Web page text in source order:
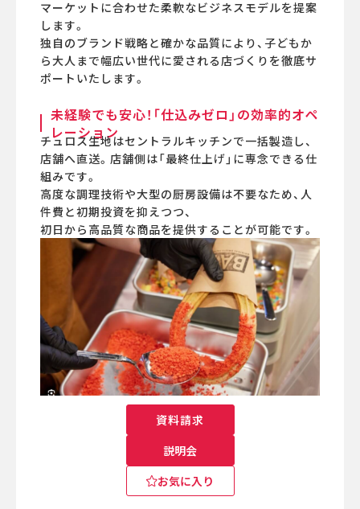
マーケットに合わせた柔軟なビジネスモデルを提案
します。
独自のブランド戦略と確かな品質により、子どもか
ら大人まで幅広い世代に愛される店づくりを徹底サ
ポートいたします。
未経験でも安心！「仕込みゼロ」の効率的オペ
レーション
チュロス生地はセントラルキッチンで一括製造し、
店舗へ直送。店舗側は「最終仕上げ」に専念できる仕
組みです。
高度な調理技術や大型の厨房設備は不要なため、人
件費と初期投資を抑えつつ、
初日から高品質な商品を提供することが可能です。
資料請求
説明会
お気に入り